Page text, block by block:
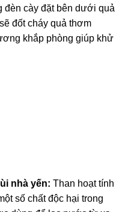
đèn cày đặt bên dưới quả
đốt cháy quả thơm
khắp phòng giúp khử
nhà yến: Than hoạt tính
số chất độc hại trong